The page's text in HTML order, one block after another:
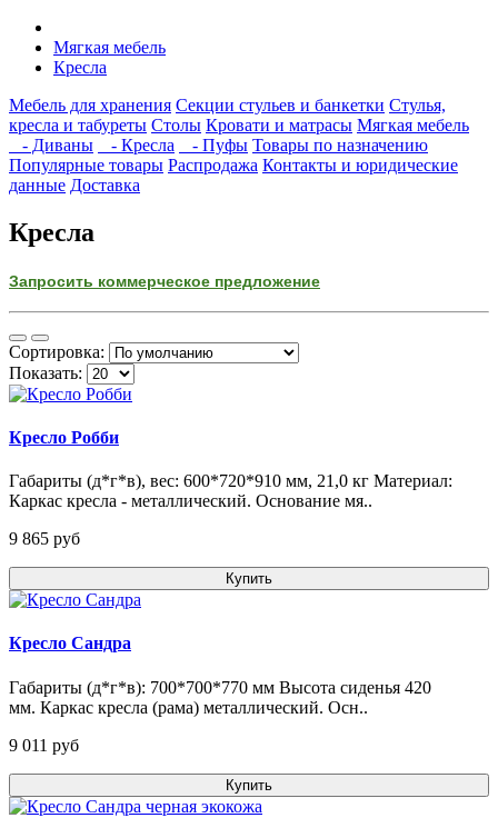
Мягкая мебель
Кресла
Мебель для хранения Секции стульев и банкетки Стулья,
кресла и табуреты Столы Кровати и матрасы Мягкая мебель
- Диваны
- Кресла - Пуфы Товары по назначению
Популярные товары Распродажа Контакты и юридические
данные Доставка
Кресла
Запросить коммерческое предложение
Сортировка:
Показать:
Кресло Робби
Габариты (д*г*в), вес: 600*720*910 мм, 21,0 кг Материал:
Каркас кресла - металлический. Основание мя..
9 865 pуб
Купить
Кресло Сандра
Габариты (д*г*в): 700*700*770 мм Высота сиденья 420
мм. Каркас кресла (рама) металлический. Осн..
9 011 pуб
Купить